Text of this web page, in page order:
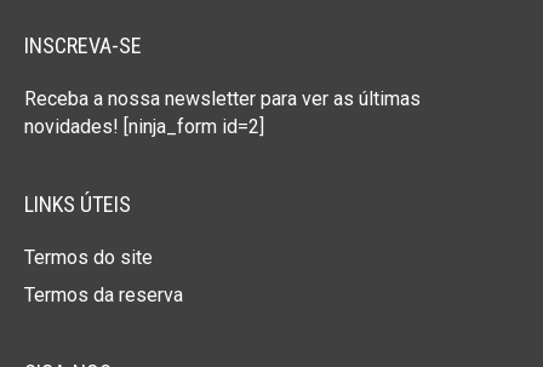
INSCREVA-SE
Receba a nossa newsletter para ver as últimas
novidades! [ninja_form id=2]
LINKS ÚTEIS
Termos do site
Termos da reserva